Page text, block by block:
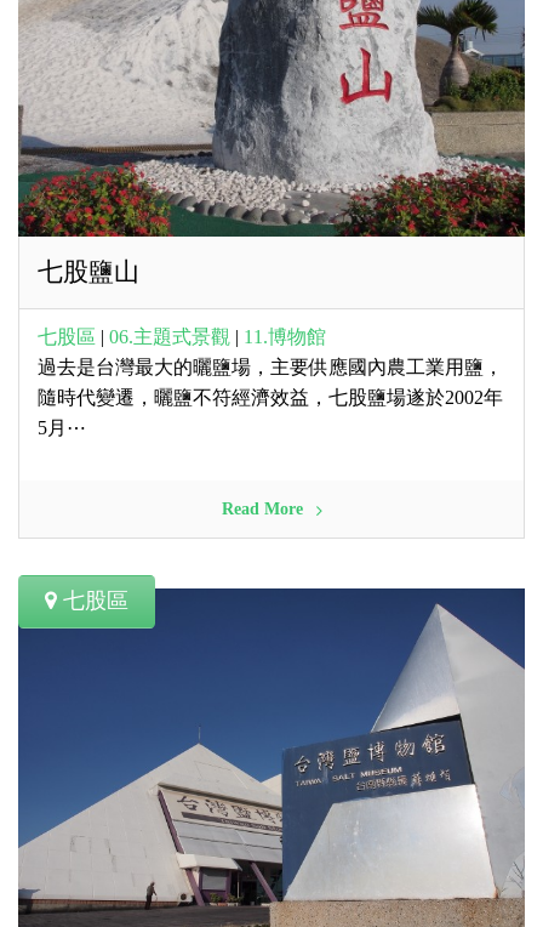
七股鹽山
七股區 | 06.主題式景觀 | 11.博物館
過去是台灣最大的曬鹽場，主要供應國內農工業用鹽，
隨時代變遷，曬鹽不符經濟效益，七股鹽場遂於2002年
5月⋯
Read More
七股區